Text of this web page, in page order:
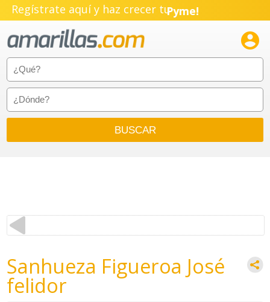
Regístrate aquí y haz crecer tuPyme!
Emprendimiento!

Sanhueza Figueroa José
felidor